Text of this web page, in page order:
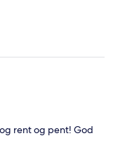
rent og pent! God